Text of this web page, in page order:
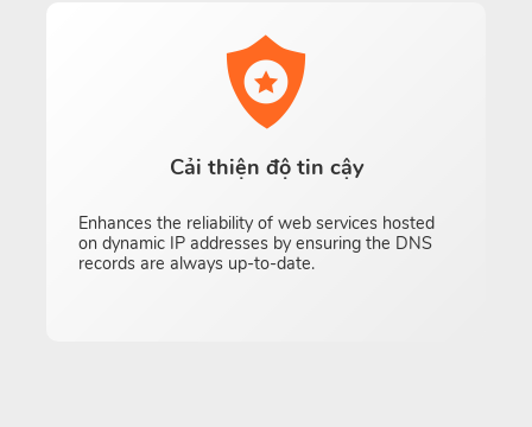
Cải thiện độ tin cậy
Enhances the reliability of web services hosted
on dynamic IP addresses by ensuring the DNS
records are always up-to-date.